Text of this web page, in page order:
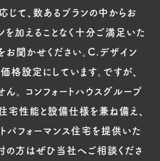
じて、数あるプランの中からお
を加えることなく十分ご満足いた
お聞かせください。C.デザイン
格設定にしています。ですが、
。 コンフォートハウスグループ
性能と設備仕様を兼ね備え、
パフォーマンス住宅を提供いた
の方はぜひ当社へご相談くださ